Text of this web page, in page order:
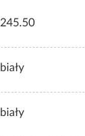
245.50
biały
biały